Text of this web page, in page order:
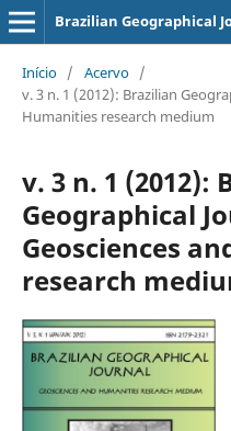
Brazilian Geographical
Início / Acervo /
v. 3 n. 1 (2012): Brazilian
Humanities research medium
v. 3 n. 1 (2012):
Geographical
Geosciences
research